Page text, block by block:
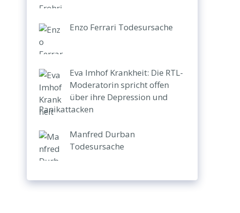
Enzo Ferrari Todesursache
Eva Imhof Krankheit: Die RTL-
Moderatorin spricht offen
über ihre Depression und
Panikattacken
Manfred Durban
Todesursache